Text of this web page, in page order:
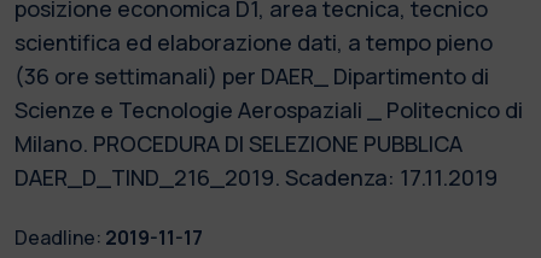
posizione economica D1, area tecnica, tecnico
scientifica ed elaborazione dati, a tempo pieno
(36 ore settimanali) per DAER_ Dipartimento di
Scienze e Tecnologie Aerospaziali _ Politecnico di
Milano. PROCEDURA DI SELEZIONE PUBBLICA
DAER_D_TIND_216_2019. Scadenza: 17.11.2019
Deadline: 2019-11-17